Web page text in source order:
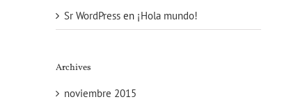
Sr WordPressen ¡Hola mundo!
Archives
noviembre 2015